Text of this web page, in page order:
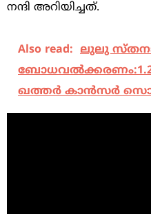
നന്ദി അറിയിച്ചത്.
Also read: ലുലു
ഖത്തർ കാൻസർ